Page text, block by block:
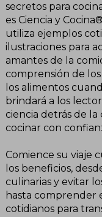
secretos para
es Ciencia y
utiliza ejemplos
ilustraciones para
amantes de la
comprensión de
los alimentos
brindará a los
ciencia detrás de la
cocinar con
Comience su viaje
los beneficios,
culinarias y evitar
hasta comprender
cotidianos para